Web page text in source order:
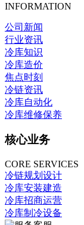
INFORMATION
公司新闻
行业资讯
冷库知识
冷库造价
焦点时刻
冷链资讯
冷库自动化
冷库维修保养
核心业务
CORE SERVICES
冷链规划设计
冷库安装建造
冷库招商运营
冷库制冷设备